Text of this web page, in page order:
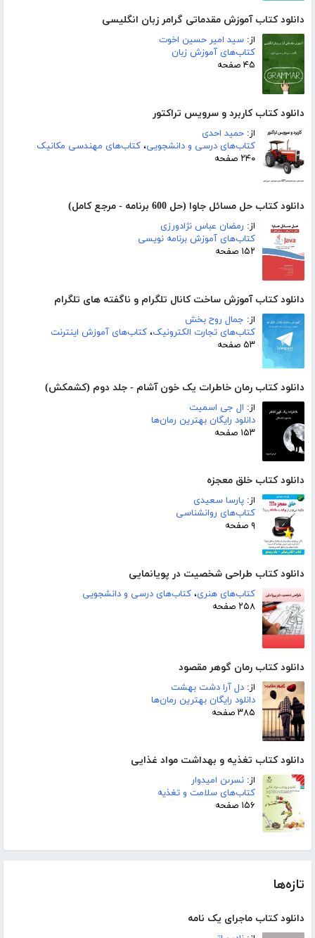
دانلود کتاب آموزش مقدماتی گرامر زبان انگلیسی
از: سید امیر حسین اخوت
کتاب‌های آموزش زبان
۴۵ صفحه
دانلود کتاب کاربرد و سرویس تراکتور
از: حمید احدی
کتاب‌های درسی و دانشجویی، کتاب‌های مهندسی مکانیک
۲۴۰ صفحه
دانلود کتاب حل مسائل جاوا (حل 600 برنامه - مرجع کامل)
از: رمضان عباس نژادورزی
کتاب‌های آموزش برنامه نویسی
۱۵۲ صفحه
دانلود کتاب آموزش ساخت کانال تلگرام و ناگفته های تلگرام
از: جمال روح بخش
کتاب‌های تجارت الکترونیک، کتاب‌های آموزش اینترنت
۵۳ صفحه
دانلود کتاب رمان خاطرات یک خون آشام - جلد دوم (کشمکش)
از: ال جی اسمیت
دانلود رایگان بهترین رمان‌ها
۱۵۳ صفحه
دانلود کتاب خلق معجزه
از: پارسا سعیدی
کتاب‌های روانشناسی
۹ صفحه
دانلود کتاب طراحی شخصیت در پویانمایی
کتاب‌های هنری، کتاب‌های درسی و دانشجویی
۲۵۸ صفحه
دانلود کتاب رمان گوهر مقصود
از: دل آرا دشت بهشت
دانلود رایگان بهترین رمان‌ها
۳۸۵ صفحه
دانلود کتاب تغذیه و بهداشت مواد غذایی
از: نسرىن امیدوار
کتاب‌های سلامت و تغذیه
۱۵۶ صفحه
تازه‌ها
دانلود کتاب ماجرای یک نامه